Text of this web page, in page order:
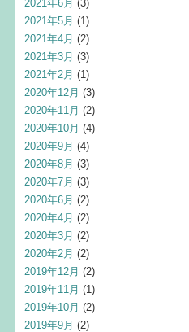
2021年6月 (3)
2021年5月 (1)
2021年4月 (2)
2021年3月 (3)
2021年2月 (1)
2020年12月 (3)
2020年11月 (2)
2020年10月 (4)
2020年9月 (4)
2020年8月 (3)
2020年7月 (3)
2020年6月 (2)
2020年4月 (2)
2020年3月 (2)
2020年2月 (2)
2019年12月 (2)
2019年11月 (1)
2019年10月 (2)
2019年9月 (2)